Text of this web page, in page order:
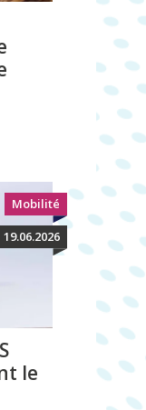
19.06.2026
Mobilité
le